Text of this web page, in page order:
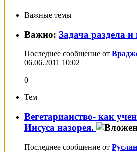
Важные темы
Важно: Задача раздела
Последнее сообщение от
06.06.2011 10:02
0
Тем
Вегетарианство- как
Иисуса назорея.
Последнее сообщение от Руслан